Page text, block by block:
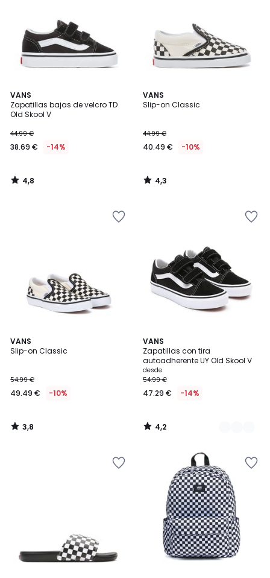
VANS
Zapatillas bajas de velcro TD
Old Skool V
44.99 €
38.69 € -14%
4,8
/ 5
4,8
/
VANS
Slip-on Classic
44.99 €
40.49 € -10%
4,3
/ 5
4,3
/
VANS
Slip-on Classic
54.99 €
49.49 € -10%
3,8
/ 5
3,8
/
VANS
Zapatillas con tira
autoadherente UY Old Skool V
desde
54.99 €
47.29 € -14%
4,2
/ 5
2
Colores
4,2
/